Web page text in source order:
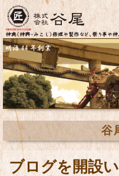
谷
ブログを開設